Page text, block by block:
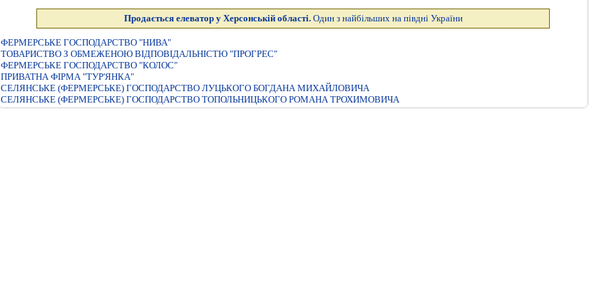
Продається елеватор у Херсонській області. Один з найбільших на півдні України
ФЕРМЕРСЬКЕ ГОСПОДАРСТВО "НИВА"
ТОВАРИСТВО З ОБМЕЖЕНОЮ ВIДПОВIДАЛЬНIСТЮ "ПРОГРЕС"
ФЕРМЕРСЬКЕ ГОСПОДАРСТВО "КОЛОС"
ПРИВАТНА ФІРМА "ТУР'ЯНКА"
СЕЛЯНСЬКЕ (ФЕРМЕРСЬКЕ) ГОСПОДАРСТВО ЛУЦЬКОГО БОГДАНА МИХАЙЛОВИЧА
СЕЛЯНСЬКЕ (ФЕРМЕРСЬКЕ) ГОСПОДАРСТВО ТОПОЛЬНИЦЬКОГО РОМАНА ТРОХИМОВИЧА